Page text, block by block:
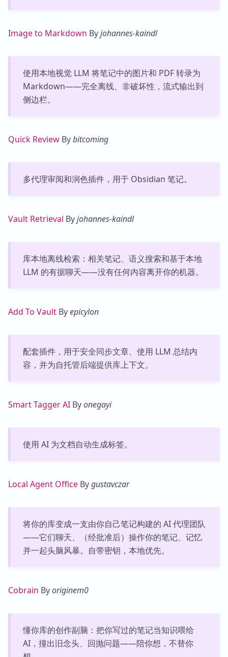
Image to Markdown Byjohannes-kaindl
使用本地视觉 LLM 将笔记中的图片和 PDF 转录为
Markdown——完全离线、非破坏性，流式输出到
侧边栏。
Quick Review Bybitcoming
多代理审阅和润色插件，用于 Obsidian 笔记。
Vault Retrieval Byjohannes-kaindl
库本地离线检索：相关笔记、语义搜索和基于本地
LLM 的有据聊天——没有任何内容离开你的机器。
Add To Vault Byepicylon
配套插件，用于安全同步文章、使用 LLM 总结内
容，并为自托管后端提供库上下文。
Smart Tagger AI Byonegayi
使用 AI 为文档自动生成标签。
Local Agent Office Bygustavczar
将你的库变成一支由你自己笔记构建的 AI 代理团队
——它们聊天、（经批准后）操作你的笔记、记忆
并一起头脑风暴。自带密钥，本地优先。
Cobrain Byoriginem0
懂你库的创作副脑：把你写过的笔记当知识喂给
AI，撞出旧念头、回抛问题——陪你想，不替你